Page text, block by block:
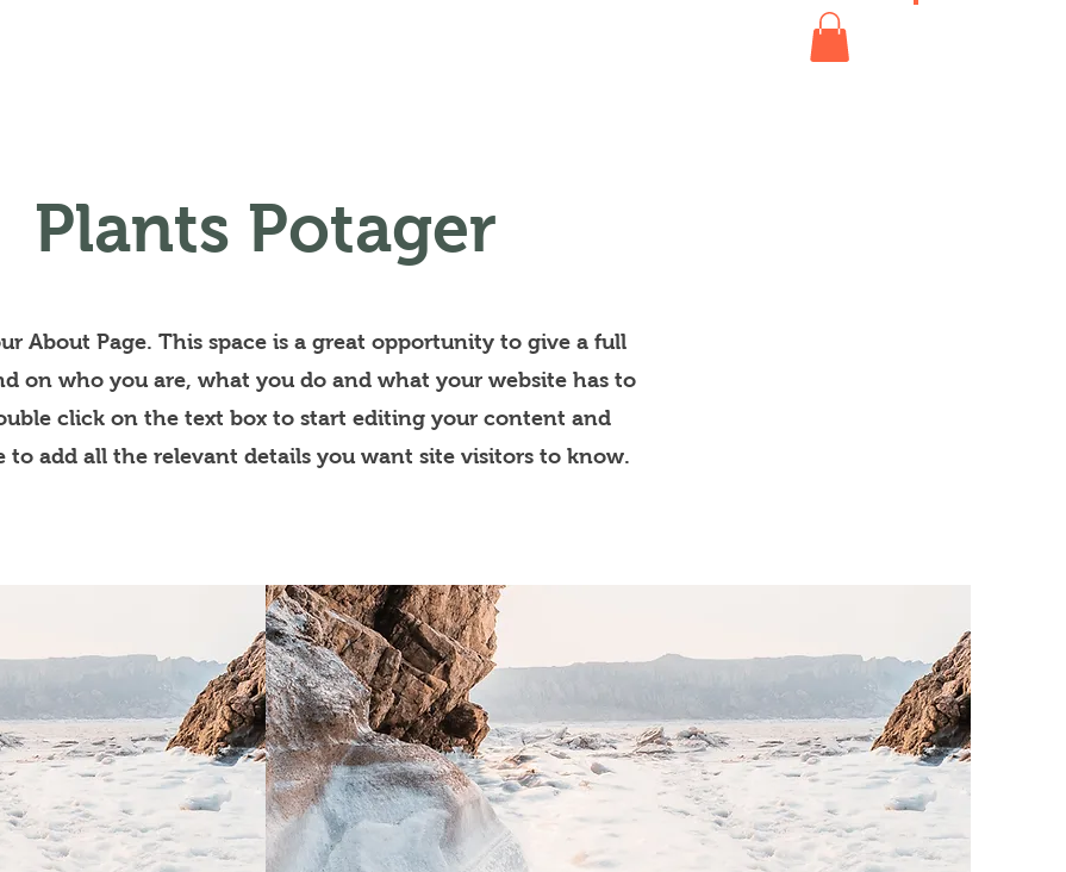
Plants Potager
About Page. This space is a great opportunity to give a full
on who you are, what you do and what your website has to
click on the text box to start editing your content and
to add all the relevant details you want site visitors to know.